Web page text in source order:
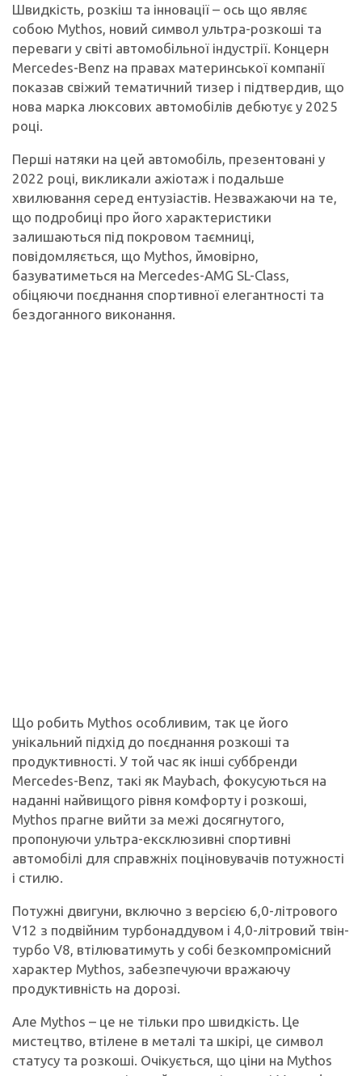
Швидкість, розкіш та інновації – ось що являє
собою Mythos, новий символ ультра-розкоші та
переваги у світі автомобільної індустрії. Концерн
Mercedes-Benz на правах материнської компанії
показав свіжий тематичний тизер і підтвердив, що
нова марка люксових автомобілів дебютує у 2025
році.
Перші натяки на цей автомобіль, презентовані у
2022 році, викликали ажіотаж і подальше
хвилювання серед ентузіастів. Незважаючи на те,
що подробиці про його характеристики
залишаються під покровом таємниці,
повідомляється, що Mythos, ймовірно,
базуватиметься на Mercedes-AMG SL-Class,
обіцяючи поєднання спортивної елегантності та
бездоганного виконання.
Що робить Mythos особливим, так це його
унікальний підхід до поєднання розкоші та
продуктивності. У той час як інші суббренди
Mercedes-Benz, такі як Maybach, фокусуються на
наданні найвищого рівня комфорту і розкоші,
Mythos прагне вийти за межі досягнутого,
пропонуючи ультра-ексклюзивні спортивні
автомобілі для справжніх поціновувачів потужності
і стилю.
Потужні двигуни, включно з версією 6,0-літрового
V12 з подвійним турбонаддувом і 4,0-літровий твін-
турбо V8, втілюватимуть у собі безкомпромісний
характер Mythos, забезпечуючи вражаючу
продуктивність на дорозі.
Але Mythos – це не тільки про швидкість. Це
мистецтво, втілене в металі та шкірі, це символ
статусу та розкоші. Очікується, що ціни на Mythos